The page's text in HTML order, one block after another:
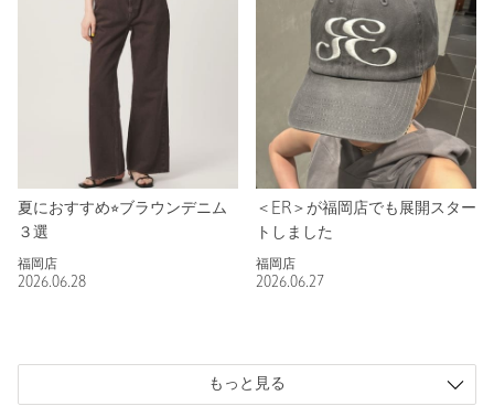
夏におすすめ⭐︎ブラウンデニム
３選
福岡店
2026.06.28
＜ER＞が福岡店でも展開スター
トしました
福岡店
2026.06.27
もっと見る